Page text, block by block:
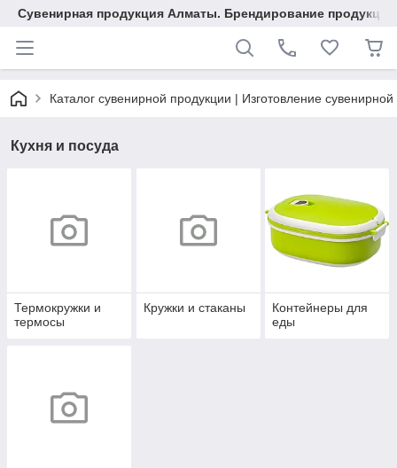
Сувенирная продукция Алматы. Брендирование
Каталог сувенирной продукции | Изготовление
Кухня и посуда
Термокружки и
термосы
Кружки и стаканы
Контейнеры для
еды